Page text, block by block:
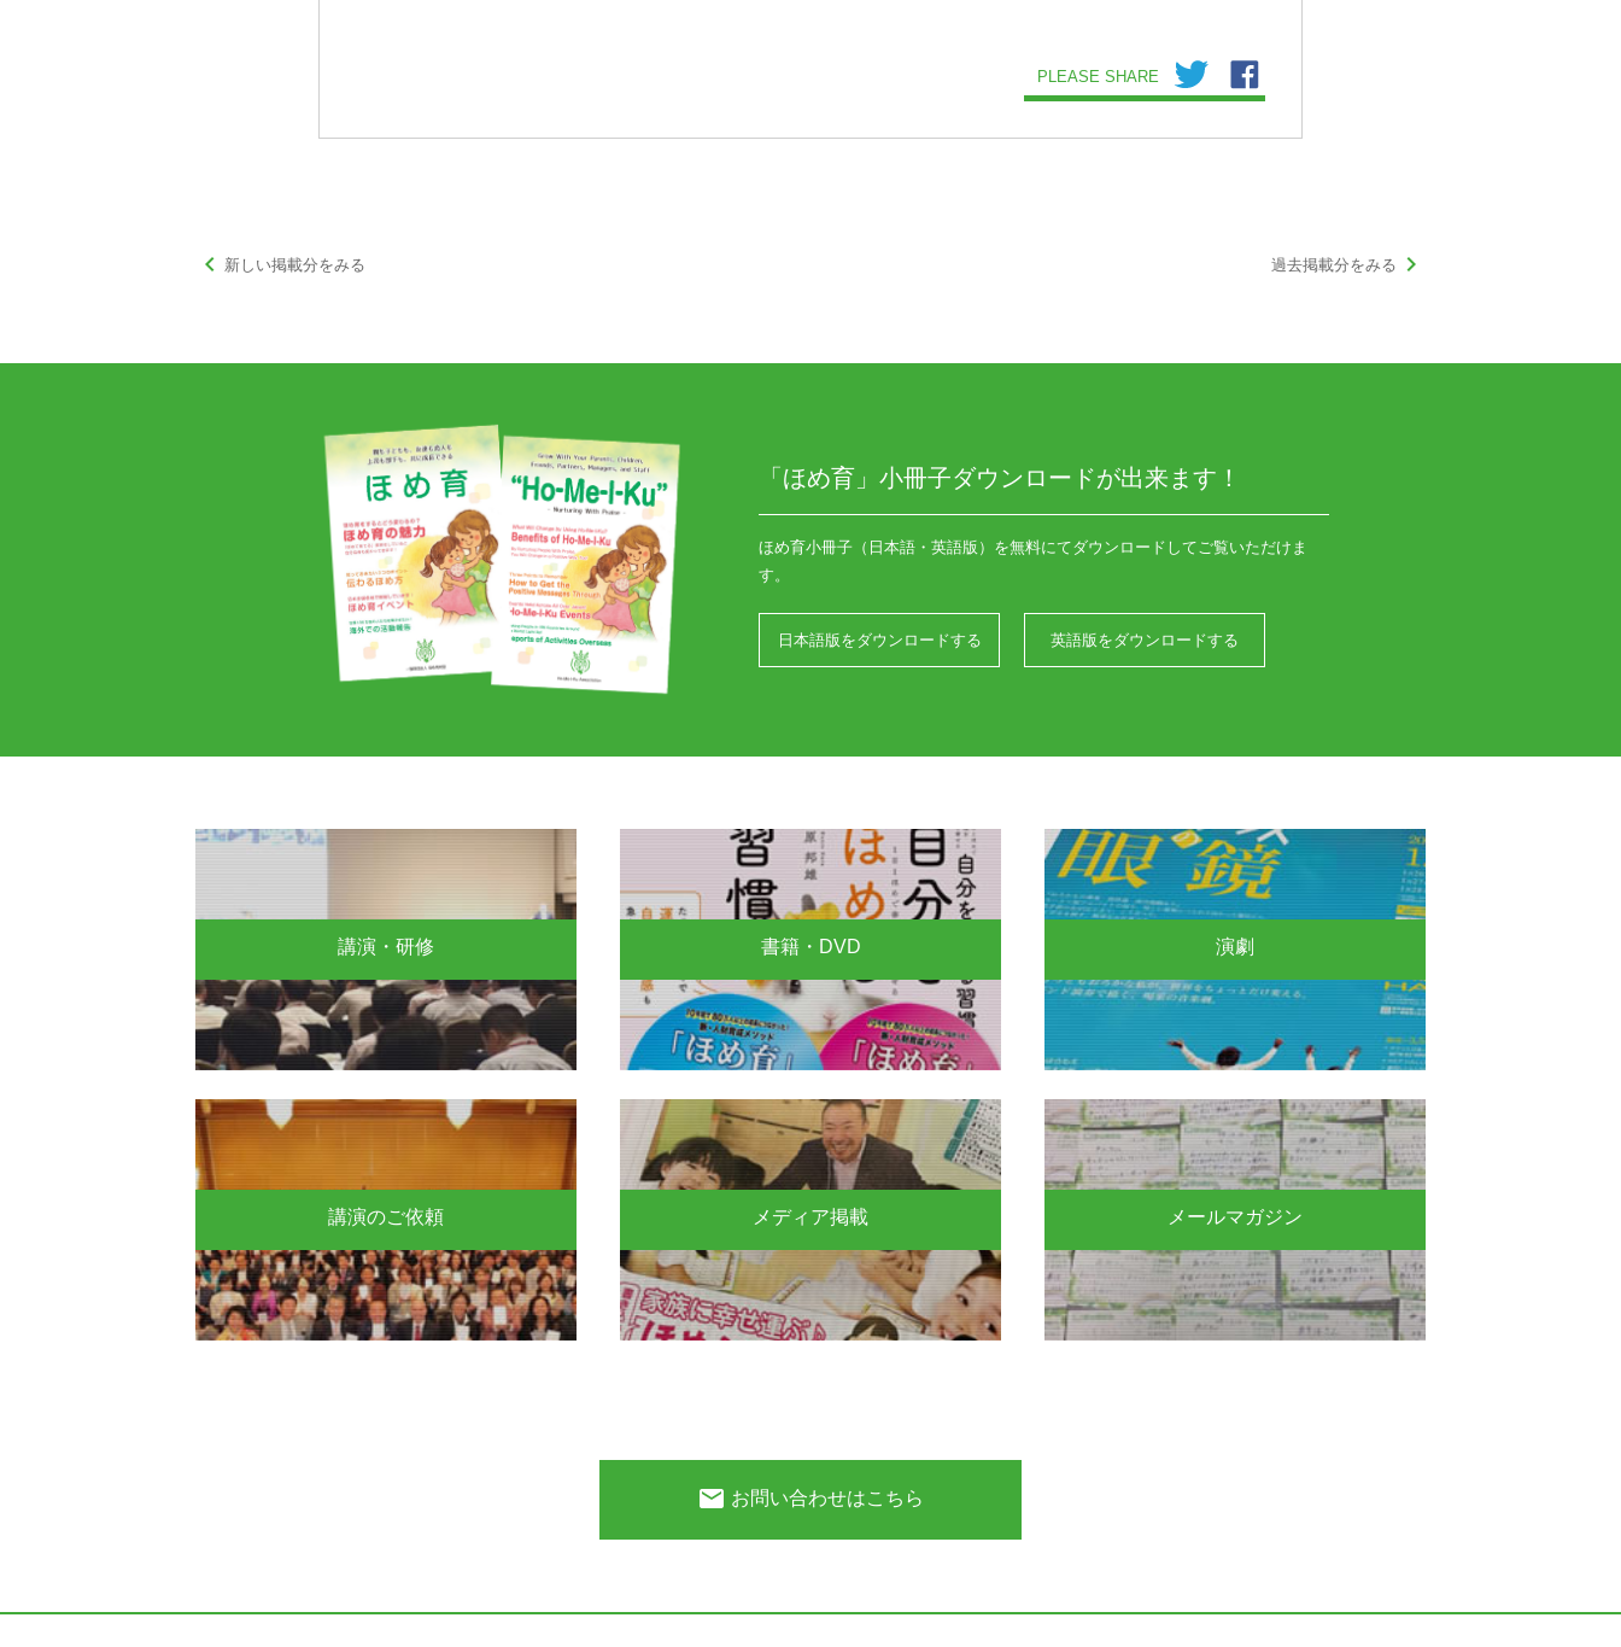
PLEASE SHARE
keyboard_arrow_left 新しい掲載分をみる 過去掲載分をみる keyboard_arrow_right
「ほめ育」小冊子ダウンロードが出来ます！
ほめ育小冊子（日本語・英語版）を無料にてダウンロードしてご覧いただけま
す。
日本語版をダウンロードする 英語版をダウンロードする
講演・研修 書籍・DVD 演劇
講演のご依頼 メディア掲載 メールマガジン
email お問い合わせはこちら